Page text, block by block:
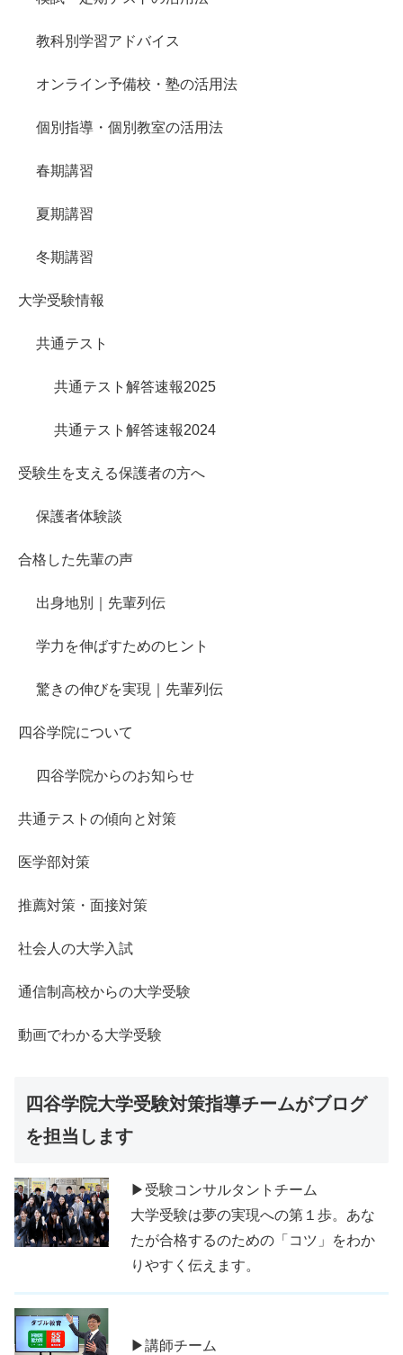
教科別学習アドバイス
オンライン予備校・塾の活用法
個別指導・個別教室の活用法
春期講習
夏期講習
冬期講習
大学受験情報
共通テスト
共通テスト解答速報2025
共通テスト解答速報2024
受験生を支える保護者の方へ
保護者体験談
合格した先輩の声
出身地別｜先輩列伝
学力を伸ばすためのヒント
驚きの伸びを実現｜先輩列伝
四谷学院について
四谷学院からのお知らせ
共通テストの傾向と対策
医学部対策
推薦対策・面接対策
社会人の大学入試
通信制高校からの大学受験
動画でわかる大学受験
四谷学院大学受験対策指導チームがブログ
を担当します
▶受験コンサルタントチーム
大学受験は夢の実現への第１歩。あな
たが合格するのための「コツ」をわか
りやすく伝えます。
▶講師チーム